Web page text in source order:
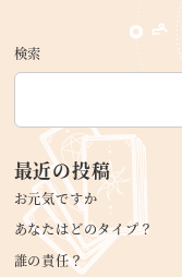
検索
最近の投稿
お元気ですか
あなたはどのタイプ？
誰の責任？